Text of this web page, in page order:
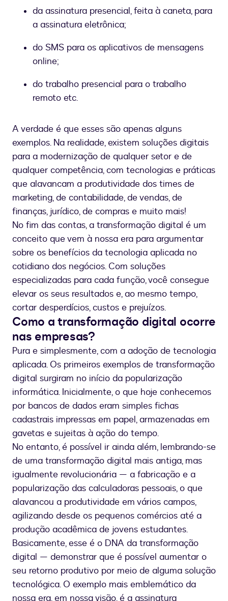
da assinatura presencial, feita à caneta, para
a assinatura eletrônica;
do SMS para os aplicativos de mensagens
online;
do trabalho presencial para o trabalho
remoto etc.
A verdade é que esses são apenas alguns
exemplos. Na realidade, existem soluções digitais
para a modernização de qualquer setor e de
qualquer competência, com tecnologias e práticas
que alavancam a produtividade dos times de
marketing, de contabilidade, de vendas, de
finanças, jurídico, de compras e muito mais!
No fim das contas, a transformação digital é um
conceito que vem à nossa era para argumentar
sobre os benefícios da tecnologia aplicada no
cotidiano dos negócios. Com soluções
especializadas para cada função, você consegue
elevar os seus resultados e, ao mesmo tempo,
cortar desperdícios, custos e prejuízos.
Como a transformação digital ocorre
nas empresas?
Pura e simplesmente, com a adoção de tecnologia
aplicada. Os primeiros exemplos de transformação
digital surgiram no início da popularização
informática. Inicialmente, o que hoje conhecemos
por bancos de dados eram simples fichas
cadastrais impressas em papel, armazenadas em
gavetas e sujeitas à ação do tempo.
No entanto, é possível ir ainda além, lembrando-se
de uma transformação digital mais antiga, mas
igualmente revolucionária — a fabricação e a
popularização das calculadoras pessoais, o que
alavancou a produtividade em vários campos,
agilizando desde os pequenos comércios até a
produção acadêmica de jovens estudantes.
Basicamente, esse é o DNA da transformação
digital — demonstrar que é possível aumentar o
seu retorno produtivo por meio de alguma solução
tecnológica. O exemplo mais emblemático da
nossa era, em nossa visão, é a assinatura